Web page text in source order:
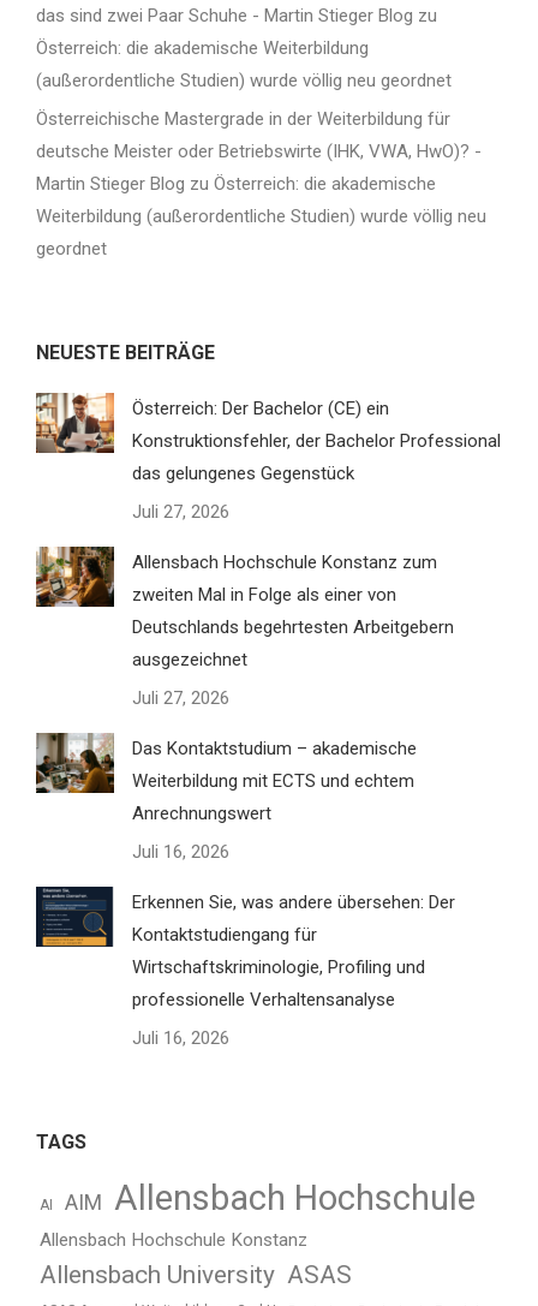
das sind zwei Paar Schuhe - Martin Stieger Blog zu
Österreich: die akademische Weiterbildung
(außerordentliche Studien) wurde völlig neu geordnet
Österreichische Mastergrade in der Weiterbildung für
deutsche Meister oder Betriebswirte (IHK, VWA, HwO)? -
Martin Stieger Blog zu Österreich: die akademische
Weiterbildung (außerordentliche Studien) wurde völlig neu
geordnet
NEUESTE BEITRÄGE
Österreich: Der Bachelor (CE) ein
Konstruktionsfehler, der Bachelor Professional
das gelungenes Gegenstück
Juli 27, 2026
Allensbach Hochschule Konstanz zum
zweiten Mal in Folge als einer von
Deutschlands begehrtesten Arbeitgebern
ausgezeichnet
Juli 27, 2026
Das Kontaktstudium – akademische
Weiterbildung mit ECTS und echtem
Anrechnungswert
Juli 16, 2026
Erkennen Sie, was andere übersehen: Der
Kontaktstudiengang für
Wirtschaftskriminologie, Profiling und
professionelle Verhaltensanalyse
Juli 16, 2026
TAGS
AI AIM Allensbach Hochschule
Allensbach Hochschule Konstanz
Allensbach University ASAS